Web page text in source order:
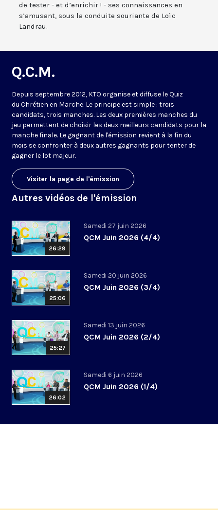
de tester - et d’enrichir ! - ses connaissances en
s’amusant, sous la conduite souriante de Loïc
Landrau.
Q.C.M.
Depuis septembre 2012, KTO organise et diffuse le Quiz
du Chrétien en Marche. Le principe est simple : trois
candidats, trois manches. Les deux premières manches du
jeu permettent de choisir les deux meilleurs candidats pour la
manche finale. Le gagnant de l'émission revient à la fin du
mois se confronter à deux autres gagnants pour tenter de
gagner le lot majeur.
Visiter la page de l'émission
Autres vidéos de l'émission
26:29
Samedi 27 juin 2026
QCM Juin 2026 (4/4)
25:06
Samedi 20 juin 2026
QCM Juin 2026 (3/4)
25:27
Samedi 13 juin 2026
QCM Juin 2026 (2/4)
26:02
Samedi 6 juin 2026
QCM Juin 2026 (1/4)